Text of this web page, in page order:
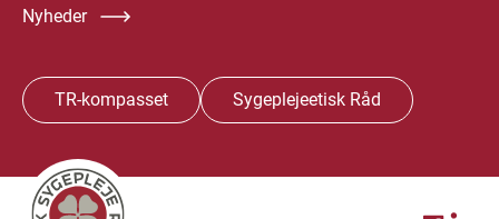
Nyheder
TR-kompasset Sygeplejeetisk Råd